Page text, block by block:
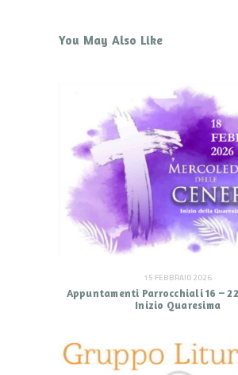
You May Also Like
15 FEBBRAIO 2026
Appuntamenti Parrocchiali 16 –
Inizio Quaresima